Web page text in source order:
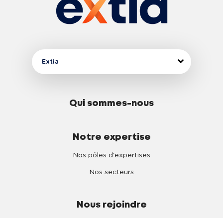
Extia
Qui sommes-nous
Notre expertise
Nos pôles d'expertises
Nos secteurs
Nous rejoindre